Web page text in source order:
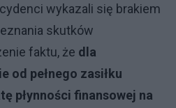
wykazali się brakiem
skutków
faktu, że dla
od pełnego zasiłku
płynności finansowej na